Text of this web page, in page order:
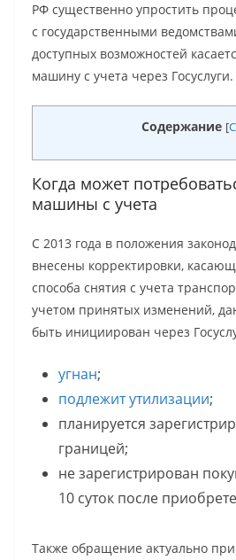
РФ существенно упростить
с государственными
доступных возможностей
машину с учета через Госуслуги.
Содержание [
Когда может
машины с учета
С 2013 года в положения
внесены корректировки,
способа снятия с учета
учетом принятых изменений,
быть инициирован через
угнан;
подлежит утилизации;
планируется
границей;
не зарегистрирован
10 суток после
Также обращение актуально